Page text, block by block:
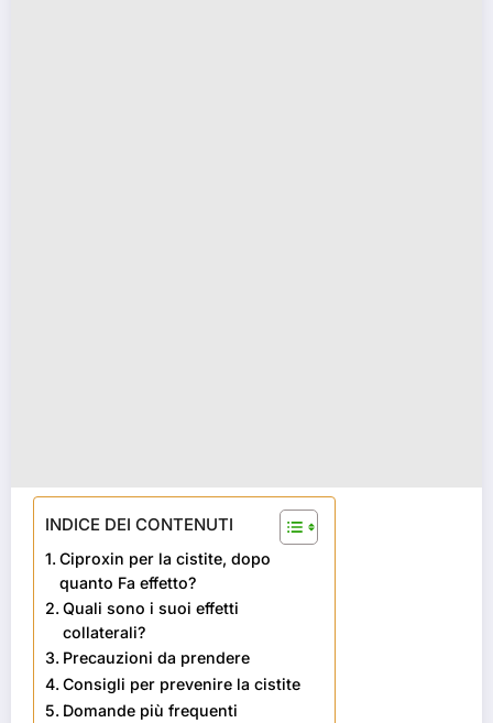
INDICE DEI CONTENUTI
Ciproxin per la cistite, dopo
quanto Fa effetto?
Quali sono i suoi effetti
collaterali?
Precauzioni da prendere
Consigli per prevenire la cistite
Domande più frequenti